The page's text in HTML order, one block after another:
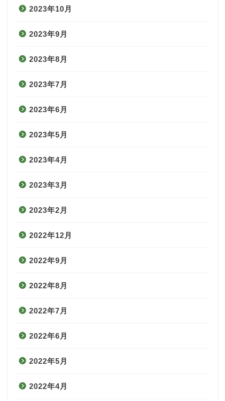
2023年10月
2023年9月
2023年8月
2023年7月
2023年6月
2023年5月
2023年4月
2023年3月
2023年2月
2022年12月
2022年9月
2022年8月
2022年7月
2022年6月
2022年5月
2022年4月